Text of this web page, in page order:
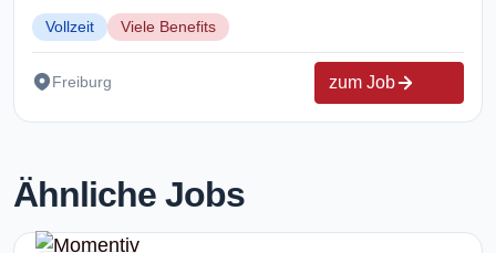
Vollzeit Viele Benefits
Freiburg zum Job
Ähnliche Jobs